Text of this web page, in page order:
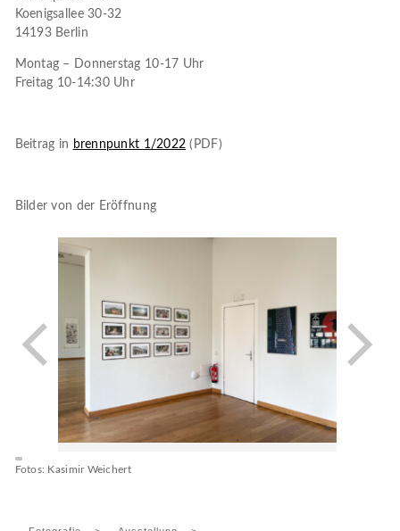
Koenigsallee 30-32
14193 Berlin
Montag – Donnerstag 10-17 Uhr
Freitag 10-14:30 Uhr
Beitrag in brennpunkt 1/2022 (PDF)
Bilder von der Eröffnung
Fotos: Kasimir Weichert